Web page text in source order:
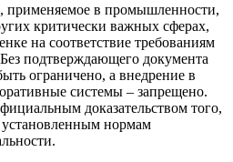
применяемое в промышленности,
критически важных сферах,
на соответствие требованиям
подтверждающего документа
ограничено, а внедрение в
системы – запрещено.
доказательством того,
установленным нормам